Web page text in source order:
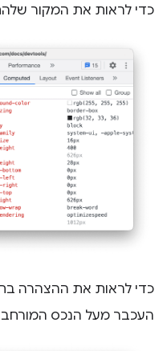
כדי לראות את המקור
כדי לראות את ההצהרה
העכבר מעל הנכס המורחב